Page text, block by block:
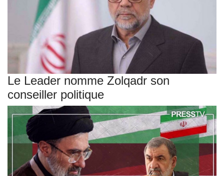
Le Leader nomme Zolqadr son
conseiller politique